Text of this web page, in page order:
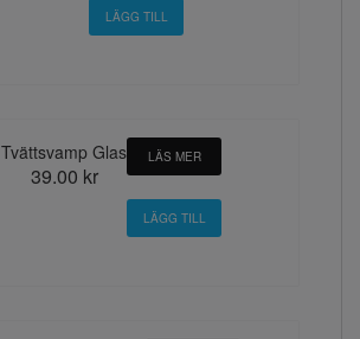
Tvättsvamp Glas
39.00 kr
LÄS MER